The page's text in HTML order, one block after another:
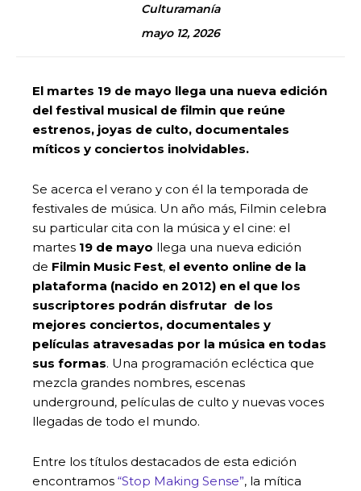
Culturamanía
mayo 12, 2026
El martes 19 de mayo llega una nueva edición
del festival musical de filmin que reúne
estrenos, joyas de culto, documentales
míticos y conciertos inolvidables.
Se acerca el verano y con él la temporada de
festivales de música. Un año más, Filmin celebra
su particular cita con la música y el cine: el
martes 19 de mayo llega una nueva edición
de Filmin Music Fest, el evento online de la
plataforma (nacido en 2012) en el que los
suscriptores podrán disfrutar de los
mejores conciertos, documentales y
películas atravesadas por la música en todas
sus formas. Una programación ecléctica que
mezcla grandes nombres, escenas
underground, películas de culto y nuevas voces
llegadas de todo el mundo.
Entre los títulos destacados de esta edición
encontramos “Stop Making Sense”, la mítica